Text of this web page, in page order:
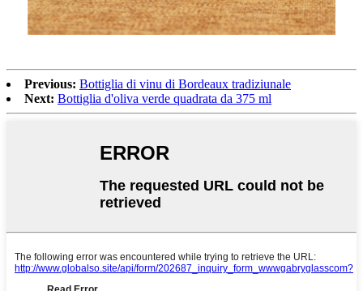
Previous: Bottiglia di vinu di Bordeaux tradiziunale
Next: Bottiglia d'oliva verde quadrata da 375 ml